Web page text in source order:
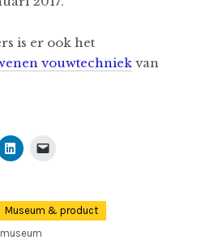
is er ook het
vouwtechniek van
Museum & product
museum